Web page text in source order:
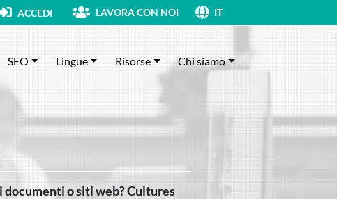
ACCEDI LAVORA CON NOI IT
SEO Lingue Risorse Chi siamo
o siti web? Cultures